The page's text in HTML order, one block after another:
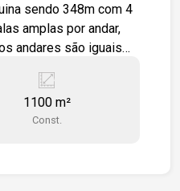
348m com 4
amplas por andar,
andares são iguais
porcelanato fosco
instalação de
1100 m²
Const.